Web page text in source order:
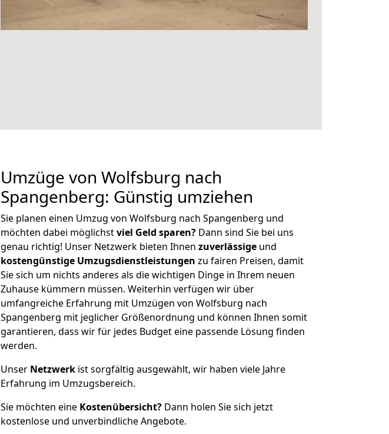
Umzüge von Wolfsburg nach
Spangenberg: Günstig umziehen
Sie planen einen Umzug von Wolfsburg nach Spangenberg und
möchten dabei möglichstviel Geld sparen? Dann sind Sie bei uns
genau richtig! Unser Netzwerk bieten Ihnen zuverlässige und
kostengünstige Umzugsdienstleistungen zu fairen Preisen, damit
Sie sich um nichts anderes als die wichtigen Dinge in Ihrem neuen
Zuhause kümmern müssen. Weiterhin verfügen wir über
umfangreiche Erfahrung mit Umzügen von Wolfsburg nach
Spangenberg mit jeglicher Größenordnung und können Ihnen somit
garantieren, dass wir für jedes Budget eine passende Lösung finden
werden.
Unser Netzwerk ist sorgfältig ausgewählt, wir haben viele Jahre
Erfahrung im Umzugsbereich.
Sie möchten eine Kostenübersicht? Dann holen Sie sich jetzt
kostenlose und unverbindliche Angebote.